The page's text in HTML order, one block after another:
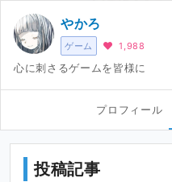
ゲーム
やかろ
1,988
心に刺さるゲームを皆様に
プロフィール
投稿記事